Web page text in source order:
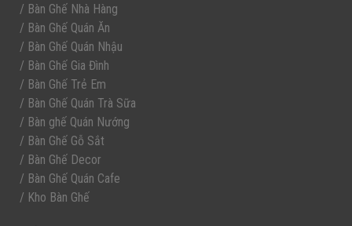
/ Bàn Ghế Nhà Hàng
/ Bàn Ghế Quán Ăn
/ Bàn Ghế Quán Nhậu
/ Bàn Ghế Gia Đình
/ Bàn Ghế Trẻ Em
/ Bàn Ghế Quán Trà Sữa
/ Bàn ghế Quán Nướng
/ Bàn Ghế Gỗ Sắt
/ Bàn Ghế Decor
/ Bàn Ghế Quán Cafe
/ Kho Bàn Ghế